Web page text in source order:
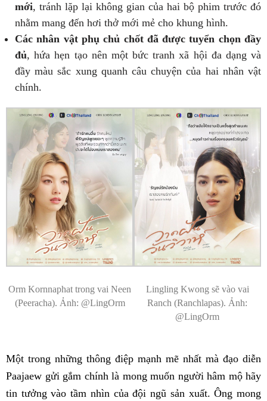
mới, tránh lặp lại không gian của hai bộ phim trước đó
nhằm mang đến hơi thở mới mẻ cho khung hình.
Các nhân vật phụ chủ chốt đã được tuyển chọn đầy
đủ, hứa hẹn tạo nên một bức tranh xã hội đa dạng và
đầy màu sắc xung quanh câu chuyện của hai nhân vật
chính.
Orm Kornnaphat trong vai Neen
(Peeracha). Ảnh: @LingOrm
Lingling Kwong sẽ vào vai
Ranch (Ranchlapas). Ảnh:
@LingOrm
Một trong những thông điệp mạnh mẽ nhất mà đạo diễn
Paajaew gửi gắm chính là mong muốn người hâm mộ hãy
tin tưởng vào tầm nhìn của đội ngũ sản xuất. Ông mong